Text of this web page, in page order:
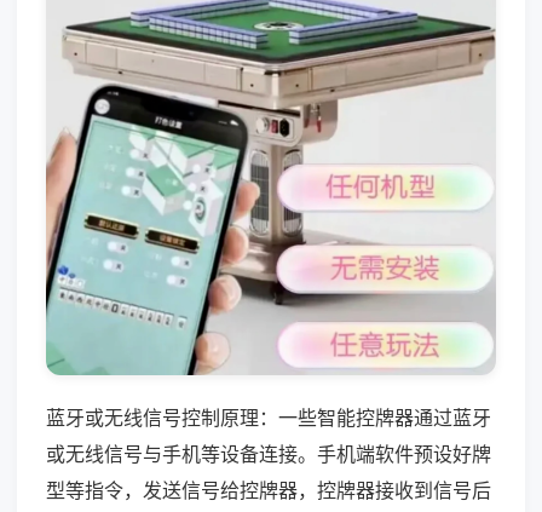
蓝牙或无线信号控制原理：一些智能控牌器通过蓝牙
或无线信号与手机等设备连接。手机端软件预设好牌
型等指令，发送信号给控牌器，控牌器接收到信号后